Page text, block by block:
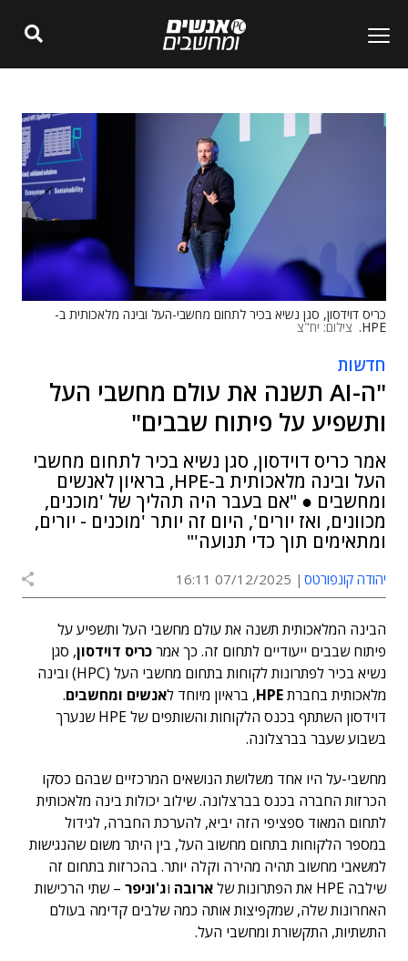
כריס דוידסון, סגן נשיא בכיר לתחום מחשבי-העל ובינה מלאכותית ב-
HPE. צילום: יח"צ
חדשות
"ה-AI תשנה את עולם מחשבי העל
ותשפיע על פיתוח שבבים"
אמר כריס דוידסון, סגן נשיא בכיר לתחום מחשבי
העל ובינה מלאכותית ב-HPE, בראיון לאנשים
ומחשבים ● "אם בעבר היה תהליך של 'מוכנים,
מכוונים, ואז יורים', היום זה יותר 'מוכנים - יורים,
ומתאימים תוך כדי תנועה'"
יהודה קונפורטס 07/12/2025 16:11
הבינה המלאכותית תשנה את עולם מחשבי העל ותשפיע על
פיתוח שבבים ייעודיים לתחום זה. כך אמרכריס דוידסון, סגן
נשיא בכיר לפתרונות לקוחות בתחום מחשבי העל (HPC) ובינה
מלאכותית בחברתHPE, בראיון מיוחד לאנשים ומחשבים.
דוידסון השתתף בכנס הלקוחות והשותפים של HPE שנערך
בשבוע שעבר בברצלונה.
מחשבי-על היו אחד משלושת הנושאים המרכזיים שבהם כסקו
הכרזות החברה בכנס בברצלונה. שילוב יכולות בינה מלאכותית
לתחום המאוד ספציפי הזה יביא, להערכת החברה, לגידול
במספר הלקוחות בתחום מחשוב העל, בין היתר משום שהנגישות
למשאבי מחשוב תהיה מהירה וקלה יותר. בהכרזות בתחום זה
שילבה HPE את הפתרונות של
ארובה וג'וניפר – שתי הרכישות
האחרונות שלה, שמקפיצות אותה כמה שלבים קדימה בעולם
התשתיות, התקשורת ומחשבי העל.